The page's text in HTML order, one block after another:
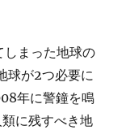
しまった地球の
球が2つ必要に
年に警鐘を鳴
に残すべき地